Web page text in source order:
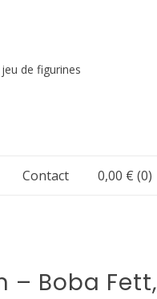
de figurines
Contact 0,00 € (0)
– Boba Fett,